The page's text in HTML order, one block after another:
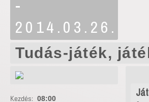
-
2014.03.26.
Tudás-játék,
Kezdés: 08:00